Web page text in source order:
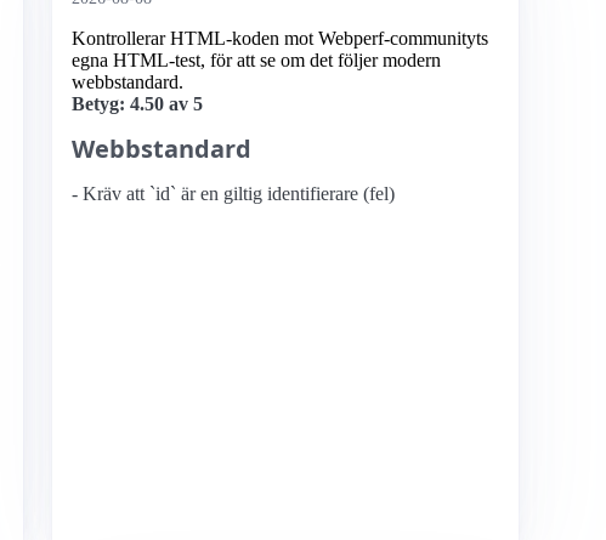
Kontrollerar HTML-koden mot Webperf-communityts
egna HTML-test, för att se om det följer modern
webbstandard.
Betyg: 4.50 av 5
Webbstandard
- Kräv att `id` är en giltig identifierare (fel)